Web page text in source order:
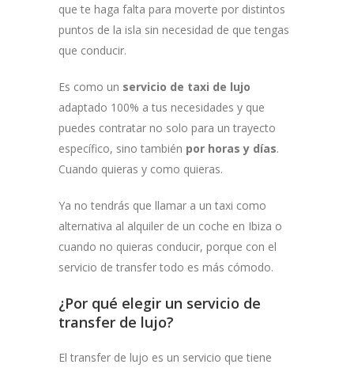
que te haga falta para moverte por distintos
puntos de la isla sin necesidad de que tengas
que conducir.
Es como un servicio de taxi de lujo
adaptado 100% a tus necesidades y que
puedes contratar no solo para un trayecto
específico, sino también por horas y días.
Cuando quieras y como quieras.
Ya no tendrás que llamar a un taxi como
alternativa al alquiler de un coche en Ibiza o
cuando no quieras conducir, porque con el
servicio de transfer todo es más cómodo.
¿Por qué elegir un servicio de
transfer de lujo?
El transfer de lujo es un servicio que tiene